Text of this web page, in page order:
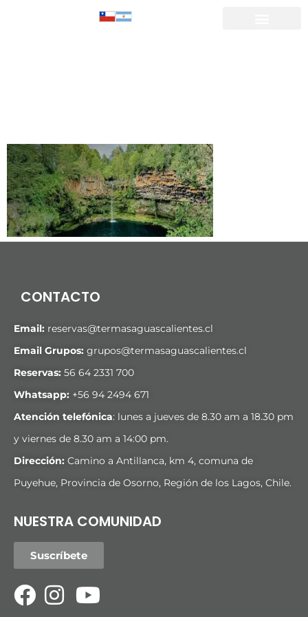
CONTACTO
Email: reservas@termasaguascalientes.cl
Email Grupos: grupos@termasaguascalientes.cl
Reservas: 56 64 2331 700
Whatsapp: +56 94 2494 671
Atención telefónica: lunes a jueves de 8.30 am a 18.30 pm
y viernes de 8.30 am a 14:00 pm.
Dirección: Camino a Antillanca, km 4, comuna de
Puyehue, Provincia de Osorno, Región de los Lagos, Chile.
NUESTRA COMUNIDAD
Suscríbete